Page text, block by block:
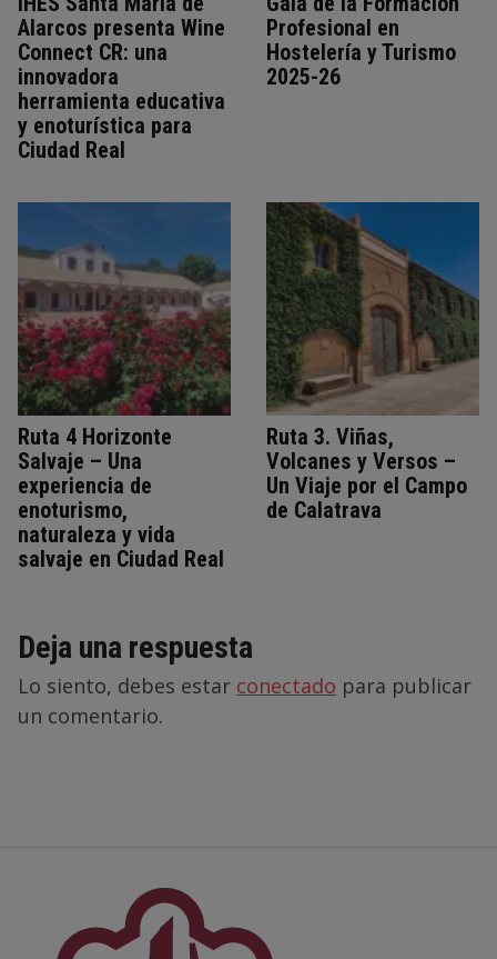
Alarcos presenta Wine
Connect CR: una
innovadora
herramienta educativa
y enoturística para
Ciudad Real
Profesional en
Hostelería y Turismo
2025-26
Ruta 4 Horizonte
Salvaje – Una
experiencia de
enoturismo,
naturaleza y vida
salvaje en Ciudad Real
Ruta 3. Viñas,
Volcanes y Versos –
Un Viaje por el Campo
de Calatrava
Deja una respuesta
Lo siento, debes estar conectado para publicar
un comentario.